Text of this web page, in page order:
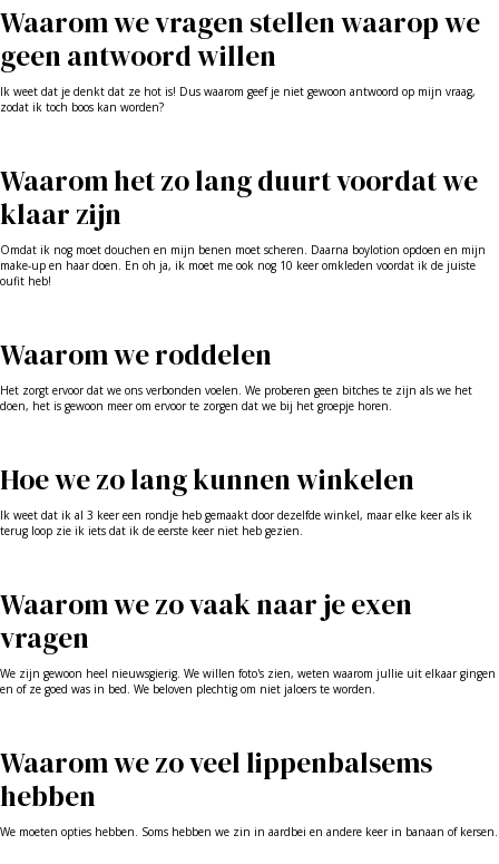
Waarom we vragen stellen waarop we
geen antwoord willen
Ik weet dat je denkt dat ze hot is! Dus waarom geef je niet gewoon antwoord op mijn vraag,
zodat ik toch boos kan worden?
Waarom het zo lang duurt voordat we
klaar zijn
Omdat ik nog moet douchen en mijn benen moet scheren. Daarna boylotion opdoen en mijn
make-up en haar doen. En oh ja, ik moet me ook nog 10 keer omkleden voordat ik de juiste
oufit heb!
Waarom we roddelen
Het zorgt ervoor dat we ons verbonden voelen. We proberen geen bitches te zijn als we het
doen, het is gewoon meer om ervoor te zorgen dat we bij het groepje horen.
Hoe we zo lang kunnen winkelen
Ik weet dat ik al 3 keer een rondje heb gemaakt door dezelfde winkel, maar elke keer als ik
terug loop zie ik iets dat ik de eerste keer niet heb gezien.
Waarom we zo vaak naar je exen
vragen
We zijn gewoon heel nieuwsgierig. We willen foto's zien, weten waarom jullie uit elkaar gingen
en of ze goed was in bed. We beloven plechtig om niet jaloers te worden.
Waarom we zo veel lippenbalsems
hebben
We moeten opties hebben. Soms hebben we zin in aardbei en andere keer in banaan of kersen.